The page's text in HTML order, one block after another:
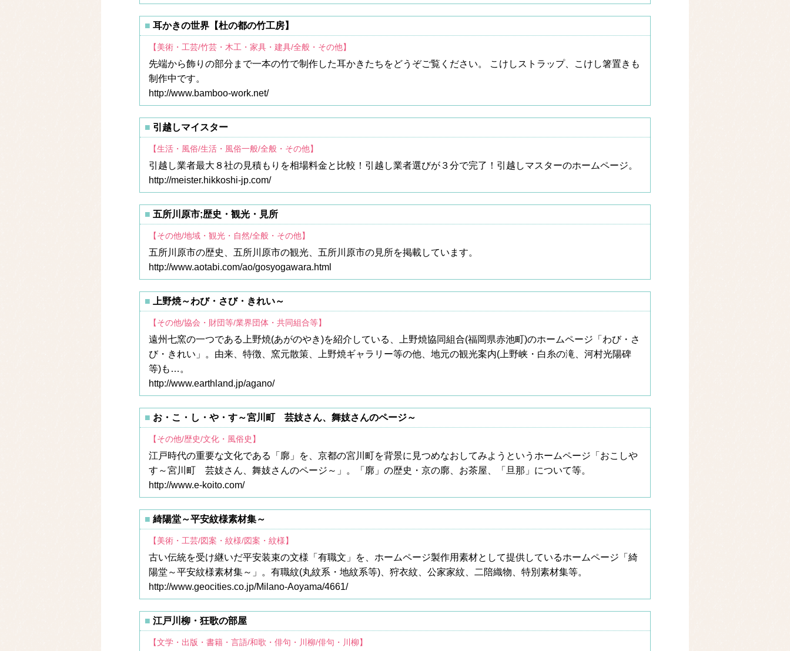
耳かきの世界【杜の都の竹工房】
【美術・工芸/竹芸・木工・家具・建具/全般・その他】
先端から飾りの部分まで一本の竹で制作した耳かきたちをどうぞご覧ください。 こけしストラップ、こけし箸置きも
制作中です。
http://www.bamboo-work.net/
引越しマイスター
【生活・風俗/生活・風俗一般/全般・その他】
引越し業者最大８社の見積もりを相場料金と比較！引越し業者選びが３分で完了！引越しマスターのホームページ。
http://meister.hikkoshi-jp.com/
五所川原市;歴史・観光・見所
【その他/地域・観光・自然/全般・その他】
五所川原市の歴史、五所川原市の観光、五所川原市の見所を掲載しています。
http://www.aotabi.com/ao/gosyogawara.html
上野焼～わび・さび・きれい～
【その他/協会・財団等/業界団体・共同組合等】
遠州七窯の一つである上野焼(あがのやき)を紹介している、上野焼協同組合(福岡県赤池町)のホームページ「わび・さ
び・きれい」。由来、特徴、窯元散策、上野焼ギャラリー等の他、地元の観光案内(上野峡・白糸の滝、河村光陽碑
等)も…。
http://www.earthland.jp/agano/
お・こ・し・や・す～宮川町 芸妓さん、舞妓さんのページ～
【その他/歴史/文化・風俗史】
江戸時代の重要な文化である「廓」を、京都の宮川町を背景に見つめなおしてみようというホームページ「おこしや
す～宮川町 芸妓さん、舞妓さんのページ～」。「廓」の歴史・京の廓、お茶屋、「旦那」について等。
http://www.e-koito.com/
綺陽堂～平安紋様素材集～
【美術・工芸/図案・紋様/図案・紋様】
古い伝統を受け継いだ平安装束の文様「有職文」を、ホームページ製作用素材として提供しているホームページ「綺
陽堂～平安紋様素材集～」。有職紋(丸紋系・地紋系等)、狩衣紋、公家家紋、二陪織物、特別素材集等。
http://www.geocities.co.jp/Milano-Aoyama/4661/
江戸川柳・狂歌の部屋
【文学・出版・書籍・言語/和歌・俳句・川柳/俳句・川柳】